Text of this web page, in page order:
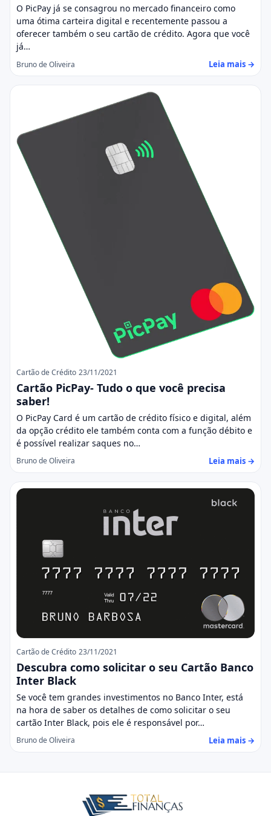
O PicPay já se consagrou no mercado financeiro como
uma ótima carteira digital e recentemente passou a
oferecer também o seu cartão de crédito. Agora que você
já…
Bruno de Oliveira Leia mais →
Cartão de Crédito 23/11/2021
Cartão PicPay- Tudo o que você precisa
saber!
O PicPay Card é um cartão de crédito físico e digital, além
da opção crédito ele também conta com a função débito e
é possível realizar saques no…
Bruno de Oliveira Leia mais →
Cartão de Crédito 23/11/2021
Descubra como solicitar o seu Cartão Banco
Inter Black
Se você tem grandes investimentos no Banco Inter, está
na hora de saber os detalhes de como solicitar o seu
cartão Inter Black, pois ele é responsável por…
Bruno de Oliveira Leia mais →